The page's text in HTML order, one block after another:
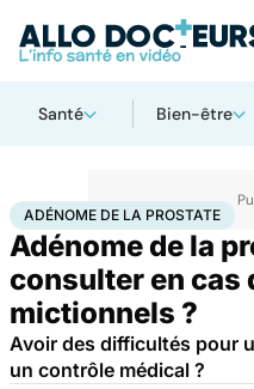
Santé Bien-être
AccueilSantéAdénome de la
ADÉNOME DE LA PROSTATE
Adénome de la
consulter en cas
mictionnels ?
Avoir des difficultés pour
un contrôle médical ?